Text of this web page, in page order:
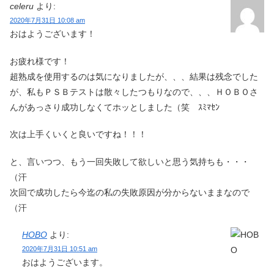
celeru より:
2020年7月31日 10:08 am
おはようございます！
お疲れ様です！
超熟成を使用するのは気になりましたが、、、結果は残念でした
が、私もＰＳＢテストは散々したつもりなので、、、ＨＯＢＯさ
んがあっさり成功しなくてホッとしました（笑 ｽﾐﾏｾﾝ
次は上手くいくと良いですね！！！
と、言いつつ、もう一回失敗して欲しいと思う気持ちも・・・
（汗
次回で成功したら今迄の私の失敗原因が分からないままなので
（汗
HOBO より:
2020年7月31日 10:51 am
おはようございます。